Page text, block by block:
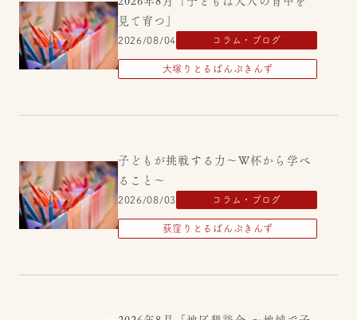
見て育つ」
2026/08/04 コラム・ブログ
大塚りとるぱんぷきんず
子どもが挑戦する力～W杯から学べ
ること～
2026/08/03 コラム・ブログ
荻窪りとるぱんぷきんず